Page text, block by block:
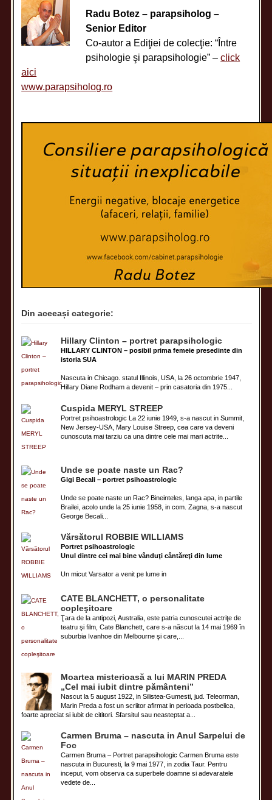
Radu Botez – parapsiholog –
Senior Editor
Co-autor a Ediţiei de colecţie: “Între
psihologie şi parapsihologie” –click
aici
www.parapsiholog.ro
Din aceeași categorie:
Hillary Clinton – portret parapsihologic
HILLARY CLINTON – posibil prima femeie presedinte din
istoria SUA
Nascuta in Chicago. statul Illinois, USA, la 26 octombrie 1947,
Hillary Diane Rodham a devenit – prin casatoria din 1975...
Cuspida MERYL STREEP
Portret psihoastrologic La 22 iunie 1949, s-a nascut in Summit,
New Jersey-USA, Mary Louise Streep, cea care va deveni
cunoscuta mai tarziu ca una dintre cele mai mari actrite...
Unde se poate naste un Rac?
Gigi Becali – portret psihoastrologic
Unde se poate naste un Rac? Bineinteles, langa apa, in partile
Brailei, acolo unde la 25 iunie 1958, in com. Zagna, s-a nascut
George Becali...
Vărsătorul ROBBIE WILLIAMS
Portret psihoastrologic
Unul dintre cei mai bine vânduţi cântăreţi din lume
Un micut Varsator a venit pe lume in
CATE BLANCHETT, o personalitate
copleşitoare
Ţara de la antipozi, Australia, este patria cunoscutei actriţe de
teatru şi film, Cate Blanchett, care s-a născut la 14 mai 1969 în
suburbia Ivanhoe din Melbourne şi care,...
Moartea misterioasă a lui MARIN PREDA
„Cel mai iubit dintre pământeni”
Nascut la 5 august 1922, in Silistea-Gumesti, jud. Teleorman,
Marin Preda a fost un scriitor afirmat in perioada postbelica,
foarte apreciat si iubit de cititori. Sfarsitul sau neasteptat a...
Carmen Bruma – nascuta in Anul Sarpelui de
Foc
Carmen Bruma – Portret parapsihologic Carmen Bruma este
nascuta in Bucuresti, la 9 mai 1977, in zodia Taur. Pentru
inceput, vom observa ca superbele doamne si adevaratele
vedete de...